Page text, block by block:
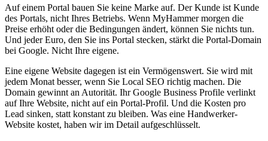
Auf einem Portal bauen Sie keine Marke auf. Der Kunde ist Kunde
des Portals, nicht Ihres Betriebs. Wenn MyHammer morgen die
Preise erhöht oder die Bedingungen ändert, können Sie nichts tun.
Und jeder Euro, den Sie ins Portal stecken, stärkt die Portal-Domain
bei Google. Nicht Ihre eigene.
Eine eigene Website dagegen ist ein Vermögenswert. Sie wird mit
jedem Monat besser, wenn Sie Local SEO richtig machen. Die
Domain gewinnt an Autorität. Ihr Google Business Profile verlinkt
auf Ihre Website, nicht auf ein Portal-Profil. Und die Kosten pro
Lead sinken, statt konstant zu bleiben. Was eine Handwerker-
Website kostet, haben wir im Detail aufgeschlüsselt.